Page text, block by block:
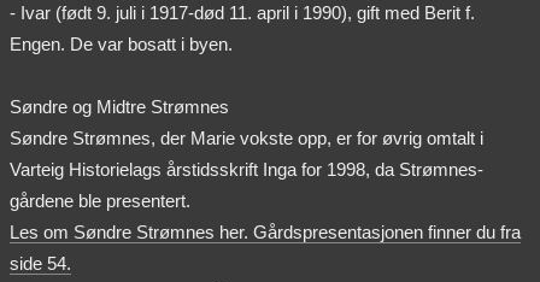
- Ivar (født 9. juli i 1917-død 11. april i 1990), gift med Berit f.
Engen. De var bosatt i byen.
Søndre og Midtre Strømnes
Søndre Strømnes, der Marie vokste opp, er for øvrig omtalt i
Varteig Historielags årstidsskrift Inga for 1998, da Strømnes-
gårdene ble presentert.
Les om Søndre Strømnes her. Gårdspresentasjonen finner du fra
side 54.